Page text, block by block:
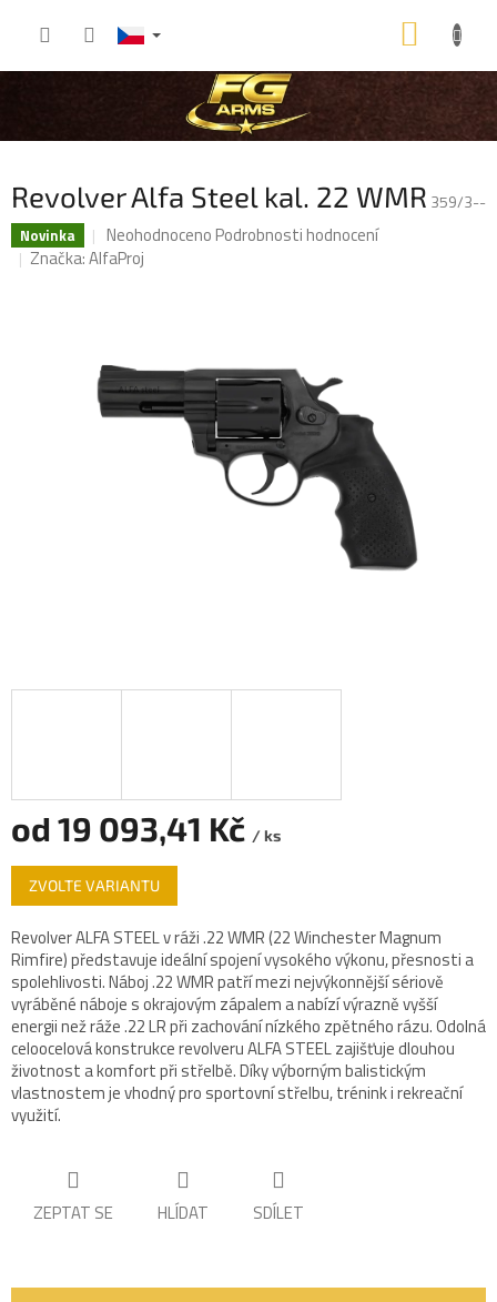
KOŠÍK
Revolver Alfa Steel kal. 22 WMR 359/3--
Novinka
Průměrné
hodnocení
5
hvězdiček.
NeohodnocenoPodrobnosti hodnocení
Značka:AlfaProj
od 19 093,41 Kč / ks
Měrná
cena:
ZVOLTE VARIANTU
Revolver ALFA STEEL v ráži .22 WMR (22 Winchester Magnum
Rimfire) představuje ideální spojení vysokého výkonu, přesnosti a
spolehlivosti. Náboj .22 WMR patří mezi nejvýkonnější sériově
vyráběné náboje s okrajovým zápalem a nabízí výrazně vyšší
energii než ráže .22 LR při zachování nízkého zpětného rázu. Odolná
celoocelová konstrukce revolveru ALFA STEEL zajišťuje dlouhou
životnost a komfort při střelbě. Díky výborným balistickým
vlastnostem je vhodný pro sportovní střelbu, trénink i rekreační
využití.
ZEPTAT SE HLÍDAT SDÍLET